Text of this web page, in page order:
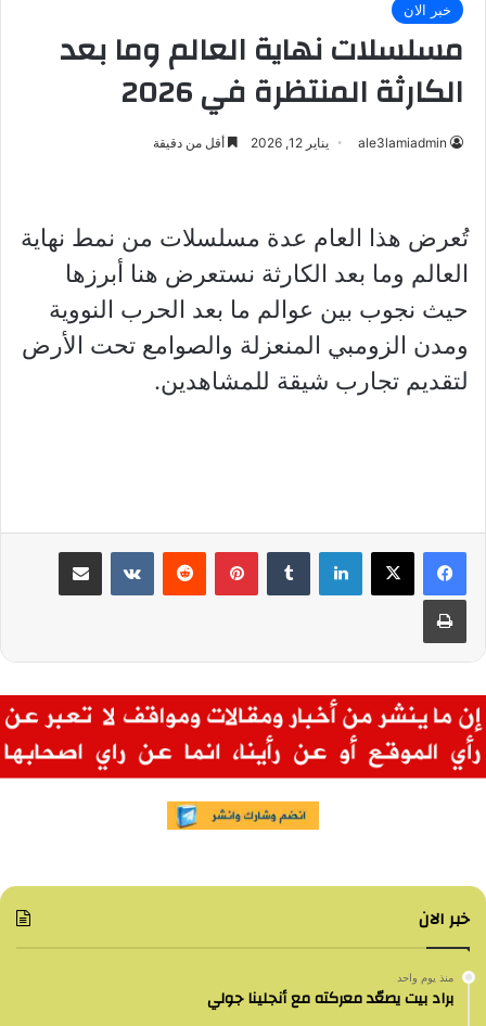
خبر الان
مسلسلات نهاية العالم وما بعد
الكارثة المنتظرة في 2026
ale3lamiadmin يناير 12, 2026 أقل من دقيقة
تُعرض هذا العام عدة مسلسلات من نمط نهاية
العالم وما بعد الكارثة نستعرض هنا أبرزها
حيث نجوب بين عوالم ما بعد الحرب النووية
ومدن الزومبي المنعزلة والصوامع تحت الأرض
لتقديم تجارب شيقة للمشاهدين.
لينكدإن بينتيريست مشاركة عبر البريد
طباعة
خبر الان
منذ يوم واحد
براد بيت يصعّد معركته مع أنجلينا جولي